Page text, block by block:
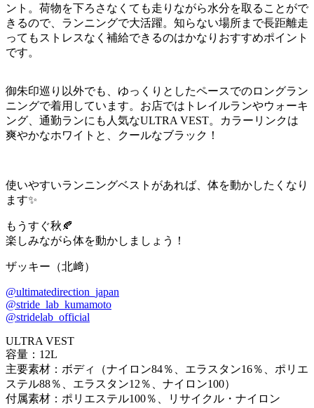
ント。荷物を下ろさなくても走りながら水分を取ることがで
きるので、ランニングで大活躍。知らない場所まで長距離走
ってもストレスなく補給できるのはかなりおすすめポイント
です。
御朱印巡り以外でも、ゆっくりとしたペースでのロングラン
ニングで着用しています。お店ではトレイルランやウォーキ
ング、通勤ランにも人気なULTRA VEST。カラーリンクは
爽やかなホワイトと、クールなブラック！
使いやすいランニングベストがあれば、体を動かしたくなり
ます✨
もうすぐ秋🍂
楽しみながら体を動かしましょう！
ザッキー（北﨑）
@ultimatedirection_japan
@stride_lab_kumamoto
@stridelab_official
ULTRA VEST
容量：12L
主要素材：ボディ（ナイロン84％、エラスタン16％、ポリエ
ステル88％、エラスタン12％、ナイロン100）
付属素材：ポリエステル100％、リサイクル・ナイロン